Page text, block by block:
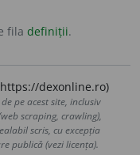
fila definiții.
dexonline.ro)
pe acest site, inclusiv
scraping, crawling),
scris, cu excepția
publică (vezi licența).